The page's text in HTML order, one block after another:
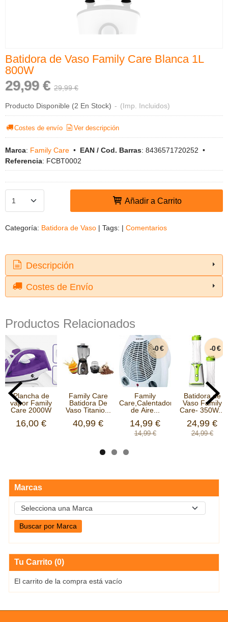
Marcas
Tu Carrito (0)
El carrito de la compra está vacío
Batidora de Vaso Family Care Blanca 1L
800W
29,99 € 29,99 €
Producto Disponible (2 En Stock) - (Imp. Incluidos)
Costes de envío Ver descripción
Marca: Family Care • EAN / Cod. Barras: 8436571720252 •
Referencia: FCBT0002
Añadir a Carrito
Categoría: Batidora de Vaso | Tags: | Comentarios
Descripción
Costes de Envío
Productos Relacionados
Plancha de
vapor Family
Care 2000W
16,00 €
Family Care
Batidora De
Vaso Titanio...
40,99 €
-0 €
Family
Care,Calentador
de Aire...
14,99 €
14,99 €
-0 €
Batidora de
Vaso Family
Care- 350W...
24,99 €
24,99 €